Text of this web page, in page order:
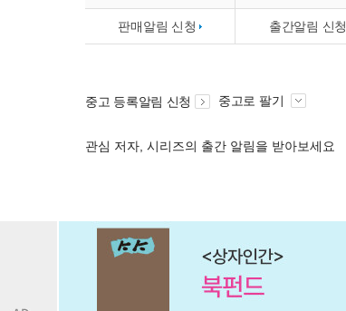
판매알림 신청 출간알림 신청
중고 등록알림 신청 중고로 팔기
관심 저자, 시리즈의 출간 알림을 받아보세요